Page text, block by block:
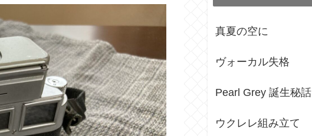
真夏の空に
ヴォーカル失格
Pearl Grey 誕生秘話
ウクレレ組み立て